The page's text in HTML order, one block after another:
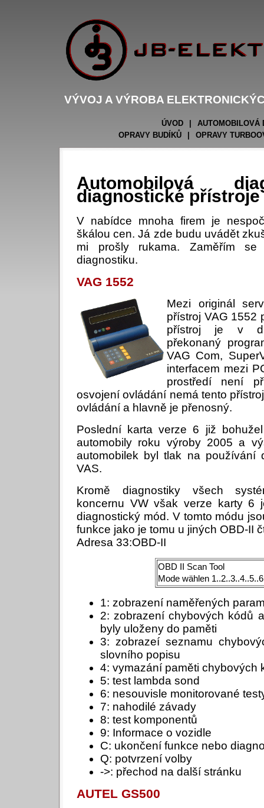
VÝVOJ A VÝROBA
ÚVOD |
AUTOMOBILOVÁ
OPRAVY BUDÍKŮ
| OPRAVY
Automobilová
diagnostické přístroje
V nabídce mnoha firem je
škálou cen. Já zde budu uvádět
mi prošly rukama. Zaměřím
diagnostiku.
VAG 1552
Mezi originál
přístroj VAG 1552
přístroj je v
překonaný
VAG Com,
interfacem mezi
prostředí není
osvojení ovládání nemá tento
ovládání a hlavně je přenosný.
Poslední karta verze 6 již
automobily roku výroby 2005 a
automobilek byl tlak na používání
VAS.
Kromě diagnostiky všech
koncernu VW však verze karty 6
diagnostický mód. V tomto módu
funkce jako je tomu u jiných OBD-II
Adresa 33:OBD-II
OBD II Scan Tool
Mode wählen
1: zobrazení naměřených
2: zobrazení chybových kódů
byly uloženy do paměti
3: zobrazeí seznamu
slovního popisu
4: vymazání paměti chybových
5: test lambda sond
6: nesouvisle monitorované
7: nahodilé závady
8: test komponentů
9: Informace o vozidle
C: ukončení funkce nebo
Q: potvrzení volby
->: přechod na další stránku
AUTEL GS500